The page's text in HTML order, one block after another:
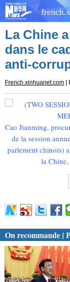
CHINE
VIDÉOS
La Chine
dans le
anti-
French.xinhuanet.com |
Cao Jianming,
de la session
parlement chinois)
la
On recommande |